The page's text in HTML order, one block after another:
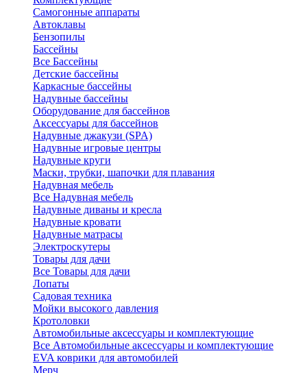
Самогонные аппараты
Автоклавы
Бензопилы
Бассейны
Все Бассейны
Детские бассейны
Каркасные бассейны
Надувные бассейны
Оборудование для бассейнов
Аксессуары для бассейнов
Надувные джакузи (SPA)
Надувные игровые центры
Надувные круги
Маски, трубки, шапочки для плавания
Надувная мебель
Все Надувная мебель
Надувные диваны и кресла
Надувные кровати
Надувные матрасы
Электроскутеры
Товары для дачи
Все Товары для дачи
Лопаты
Садовая техника
Мойки высокого давления
Кротоловки
Автомобильные аксессуары и комплектующие
Все Автомобильные аксессуары и комплектующие
EVA коврики для автомобилей
Мерч